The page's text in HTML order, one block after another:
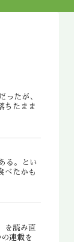
ったが、
ちたまま
る。とい
べたかも
を読み直
連載を